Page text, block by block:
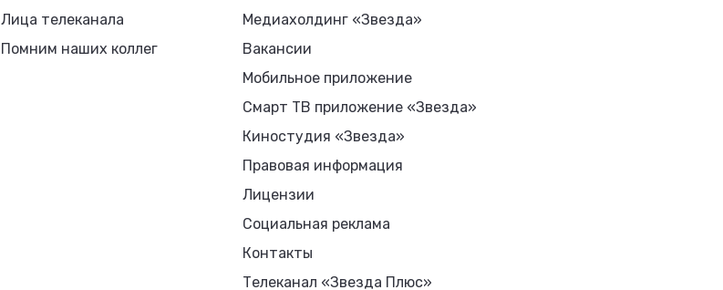
Лица телеканала
Помним наших коллег
Медиахолдинг «Звезда»
Вакансии
Мобильное приложение
Смарт ТВ приложение «Звезда»
Киностудия «Звезда»
Правовая информация
Лицензии
Социальная реклама
Контакты
Телеканал «Звезда Плюс»